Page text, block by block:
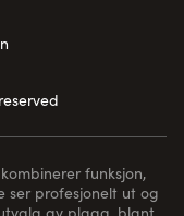
funksjon,
ser profesjonelt ut og